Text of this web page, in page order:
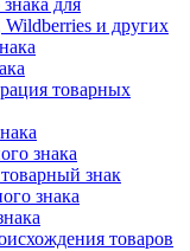
для
и других
товарных
знака
знак
знака
товаров